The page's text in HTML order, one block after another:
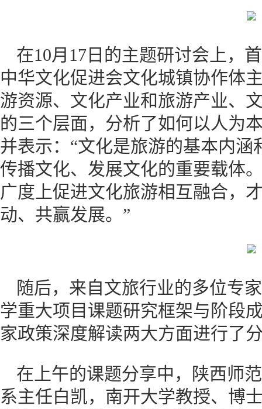
在10月17日的主题研讨会上，
中华文化促进会文化城镇协作体
游资源、文化产业和旅游产业、
的三个层面，分析了如何以人为
并表示：“文化是旅游的基本内
传播文化、发展文化的重要载体
广度上促进文化旅游相互融合，
动、共赢发展。”
随后，来自文旅行业的多位专
学重大项目课题研究框架与阶段
家政策深度解读两大方面进
在上午的课题分享中，陕西师
系主任白凯，南开大学教授、博